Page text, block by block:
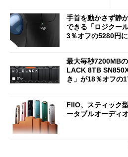
手首を動かさず静
できる「ロジクー
3％オフの5280円に
最大毎秒7200MB
LACK 8TB
き」が18％オフの
FIIO、スティック
ータブルオーディ